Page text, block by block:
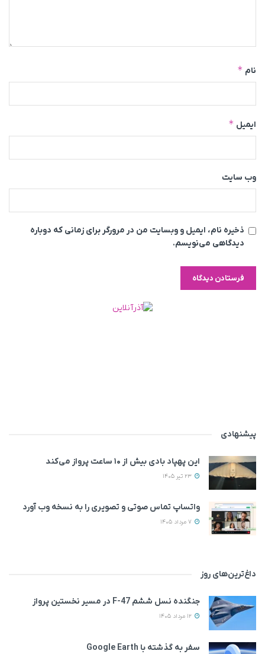
نام *
ایمیل *
وب‌ سایت
ذخیره نام، ایمیل و وبسایت من در مرورگر برای زمانی که دوباره
دیدگاهی می‌نویسم.
پیشنهادی
این پهپاد بادی بیش از ۱۰ ساعت پرواز می‌کند
واتساپ تماس صوتی و تصویری را به نسخه وب آورد
داغ‌ترین‌های روز
جنگنده نسل ششم F-47 در مسیر نخستین پرواز
سفر به گذشته با Google Earth